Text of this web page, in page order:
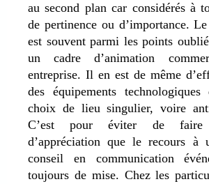
au second plan car considérés à
de pertinence ou d’importance.
est souvent parmi les points
un cadre d’animation
entreprise. Il en est de même
des équipements
choix de lieu singulier, voire
C’est pour éviter de faire
d’appréciation que le recours à
conseil en communication
toujours de mise. Chez les